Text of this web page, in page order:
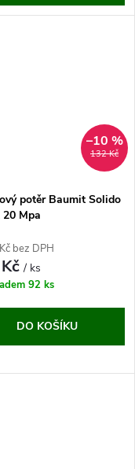
132 Kč
–10 %
potěr Baumit Solido
20 Mpa
bez DPH
/ ks
92 ks
DO KOŠÍKU